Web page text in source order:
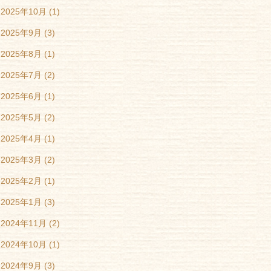
2025年10月 (1)
2025年9月 (3)
2025年8月 (1)
2025年7月 (2)
2025年6月 (1)
2025年5月 (2)
2025年4月 (1)
2025年3月 (2)
2025年2月 (1)
2025年1月 (3)
2024年11月 (2)
2024年10月 (1)
2024年9月 (3)